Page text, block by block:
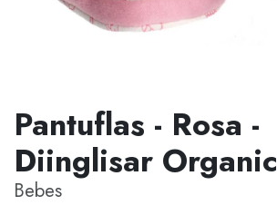
Pantuflas - Rosa -
Diinglisar Organic
Bebes